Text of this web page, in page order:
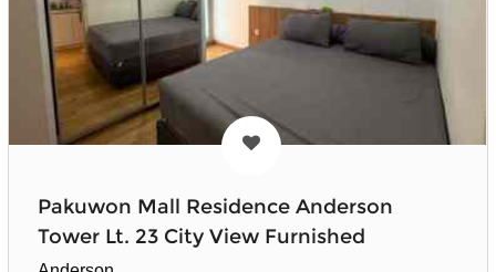
Pakuwon Mall Residence Anderson
Tower Lt. 23 City View Furnished